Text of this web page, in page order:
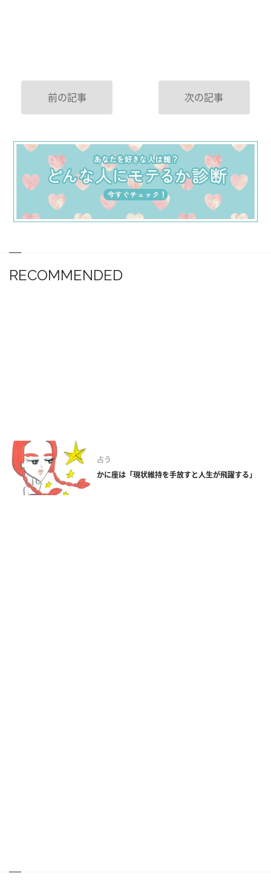
前の記事 次の記事
RECOMMENDED
占う
かに座は「現状維持を手放すと人生が飛躍する」